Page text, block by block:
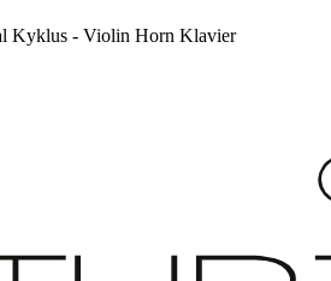
Kyklus - Violin Horn Klavier